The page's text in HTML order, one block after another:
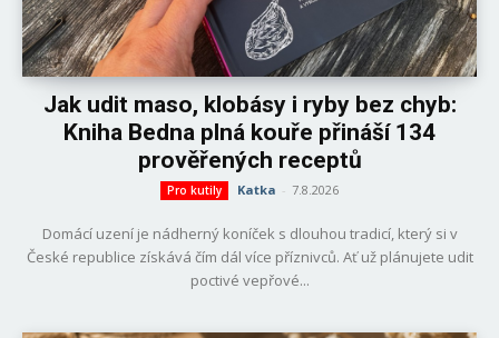
Jak udit maso, klobásy i ryby bez chyb:
Kniha Bedna plná kouře přináší 134
prověřených receptů
Pro kutily Katka - 7.8.2026
Domácí uzení je nádherný koníček s dlouhou tradicí, který si v
České republice získává čím dál více příznivců. Ať už plánujete udit
poctivé vepřové...